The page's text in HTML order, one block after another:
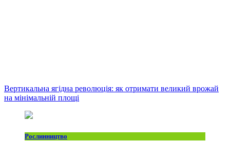
Вертикальна ягідна революція: як отримати великий врожай
на мінімальній площі
Рослинництво